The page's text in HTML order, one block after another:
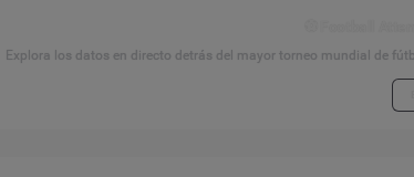
Explora los datos en directo detrás del mayor torneo mundial de